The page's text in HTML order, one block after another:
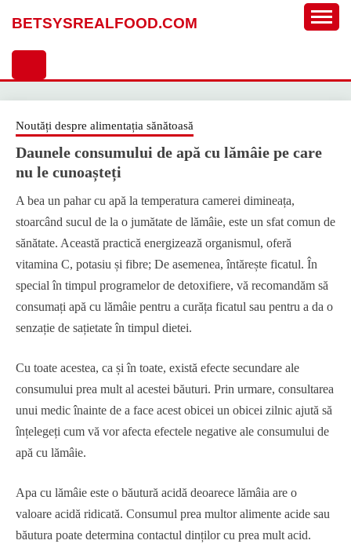
BETSYSREALFOOD.COM
Noutăți despre alimentația sănătoasă
Daunele consumului de apă cu lămâie pe care
nu le cunoașteți
A bea un pahar cu apă la temperatura camerei dimineața,
stoarcând sucul de la o jumătate de lămâie, este un sfat comun de
sănătate. Această practică energizează organismul, oferă
vitamina C, potasiu și fibre; De asemenea, întărește ficatul. În
special în timpul programelor de detoxifiere, vă recomandăm să
consumați apă cu lămâie pentru a curăța ficatul sau pentru a da o
senzație de sațietate în timpul dietei.
Cu toate acestea, ca și în toate, există efecte secundare ale
consumului prea mult al acestei băuturi. Prin urmare, consultarea
unui medic înainte de a face acest obicei un obicei zilnic ajută să
înțelegeți cum vă vor afecta efectele negative ale consumului de
apă cu lămâie.
Apa cu lămâie este o băutură acidă deoarece lămâia are o
valoare acidă ridicată. Consumul prea multor alimente acide sau
băutura poate determina contactul dinților cu prea mult acid.